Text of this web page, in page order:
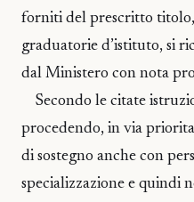
forniti del prescritto
graduatorie d’istituto, si
dal Ministero con nota
Secondo le citate
procedendo, in via
di sostegno anche con
specializzazione e quindi